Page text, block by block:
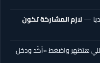
—لازم المشاركة تكون
هتظهر واضغط «أكّد ودخل